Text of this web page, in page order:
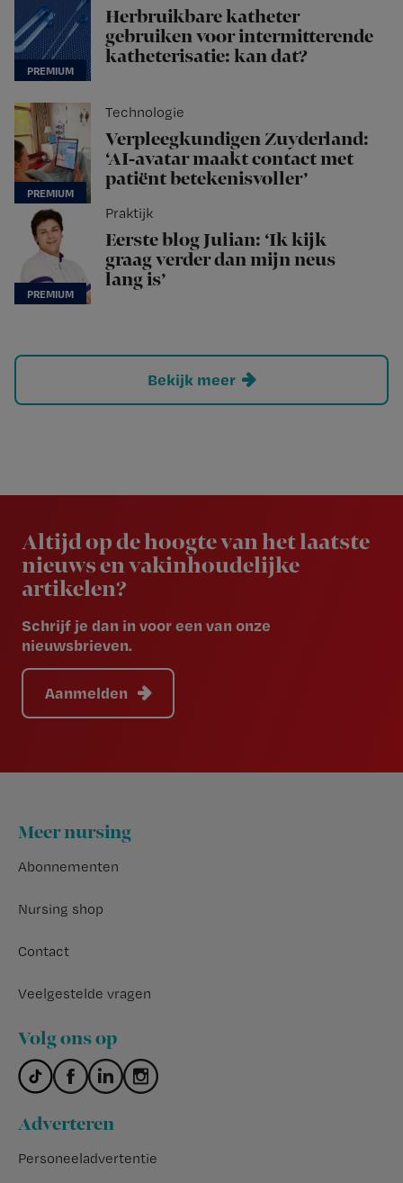
Herbruikbare katheter
gebruiken voor intermitterende
katheterisatie: kan dat?
Technologie
Verpleegkundigen Zuyderland:
‘AI-avatar maakt contact met
patiënt betekenisvoller’
Praktijk
Eerste blog Julian: ‘Ik kijk
graag verder dan mijn neus
lang is’
Bekijk meer
Altijd op de hoogte van het laatste
nieuws en vakinhoudelijke
artikelen?
Schrijf je dan in voor een van onze
nieuwsbrieven.
Aanmelden
Footer
Meer nursing
Abonnementen
Nursing shop
Contact
Veelgestelde vragen
Volg ons op
Adverteren
Personeeladvertentie